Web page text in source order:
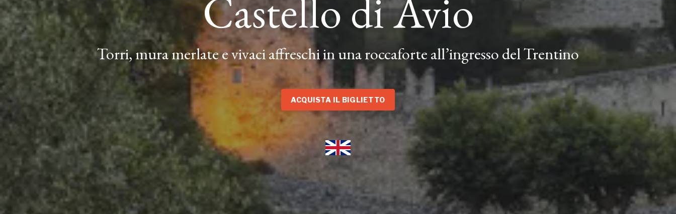
Castello di Avio
Torri, mura merlate e vivaci affreschi in una roccaforte all’ingresso del Trentino
ACQUISTA IL BIGLIETTO